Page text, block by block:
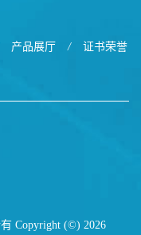
产品展厅 / 证书荣誉
Copyright (©) 2026